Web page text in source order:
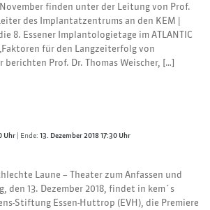
November finden unter der Leitung von Prof.
des Implantatzentrums an den KEM |
8. Essener Implantologietage im ATLANTIC
für den Langzeiterfolg von
berichten Prof. Dr. Thomas Weischer, […]
Uhr | Ende: 13. Dezember 2018 17:30 Uhr
Laune – Theater zum Anfassen und
den 13. Dezember 2018, findet in kem´s
Stiftung Essen-Huttrop (EVH), die Premiere